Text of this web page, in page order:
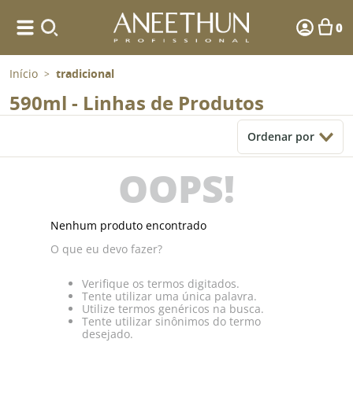
0
Início > tradicional
590ml - Linhas de Produtos
Ordenar por
OOPS!
Nenhum produto encontrado
O que eu devo fazer?
Verifique os termos digitados.
Tente utilizar uma única palavra.
Utilize termos genéricos na busca.
Tente utilizar sinônimos do termo
desejado.